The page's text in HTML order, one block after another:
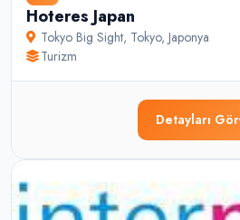
Hoteres Japan
Tokyo Big Sight, Tokyo, Japonya
Turizm
Detayları Gör